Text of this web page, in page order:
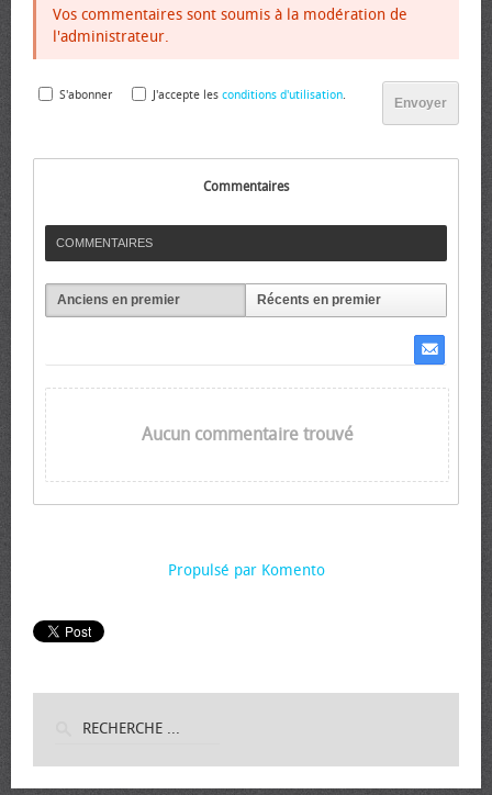
Vos commentaires sont soumis à la modération de
l'administrateur.
Envoyer
S'abonner J'accepte les conditions d'utilisation.
Commentaires
COMMENTAIRES
Anciens en premier Récents en premier
Aucun commentaire trouvé
Propulsé par Komento